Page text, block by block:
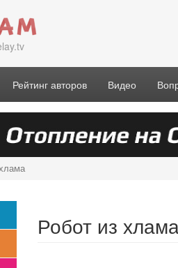
Рейтинг авторов Видео
Робот из